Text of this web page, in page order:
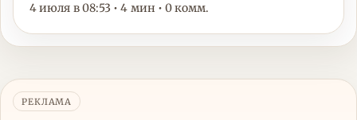
4 июля в 08:53 • 4 мин • 0 комм.
РЕКЛАМА